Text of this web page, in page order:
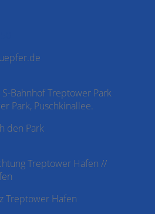
Bahnhof Treptower Park
Park, Puschkinallee.
den Park
Treptower Hafen //
Treptower Hafen